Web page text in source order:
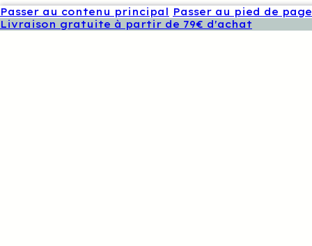
Passer au contenu principal Passer au pied de page
Livraison gratuite à partir de 79€ d'achat